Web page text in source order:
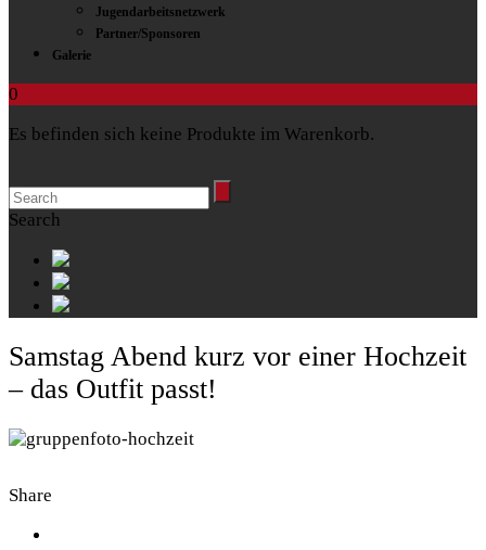
Jugendarbeitsnetzwerk
Partner/Sponsoren
Galerie
0
Es befinden sich keine Produkte im Warenkorb.
Search
Samstag Abend kurz vor einer Hochzeit
– das Outfit passt!
Share